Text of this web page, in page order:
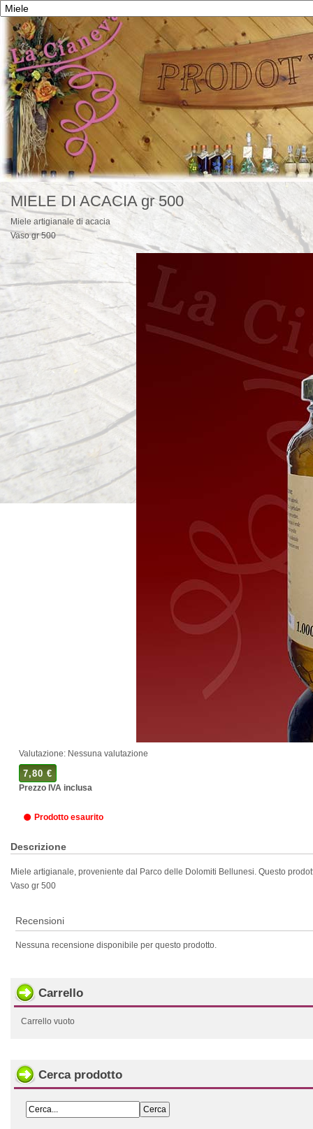
MIELE DI ACACIA gr 500
Miele artigianale di acacia
Vaso gr 500
Valutazione: Nessuna valutazione
7,80 €
Prezzo IVA inclusa
Prodotto esaurito
Descrizione
Miele artigianale, proveniente dal Parco delle Dolomiti Bellunesi. Questo
Vaso gr 500
Recensioni
Nessuna recensione disponibile per questo prodotto.
Carrello
Carrello vuoto
Cerca prodotto